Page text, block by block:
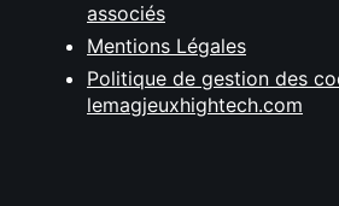
associés
Mentions Légales
Politique de gestion des
lemagjeuxhightech.com